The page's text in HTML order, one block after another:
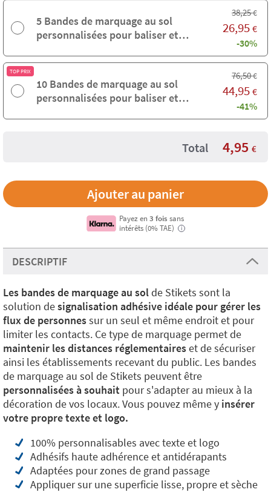
5 Bandes de marquage au sol
personnalisées pour baliser et
38,25€
26,95 €
-30%
TOP PRIX
10 Bandes de marquage au sol
personnalisées pour baliser et
76,50€
44,95 €
-41%
Total 4,95 €
Payez en 3 fois sans
intérêts (0% TAE)
i
DESCRIPTIF
Les bandes de marquage au solde Stikets sont la
solution designalisation adhésive idéale pour gérer les
flux de personnessur un seul et même endroit et pour
limiter les contacts. Ce type de marquage permet de
maintenir les distances réglementaireset de sécuriser
ainsi les établissements recevant du public. Les bandes
de marquage au sol de Stikets peuvent être
personnalisées à souhait pour s'adapter au mieux à la
décoration de vos locaux. Vous pouvez même y insérer
votre propre texte et logo.
100% personnalisables avec texte et logo
Adhésifs haute adhérence et antidérapants
Adaptées pour zones de grand passage
Appliquer sur une superficie lisse, propre et sèche